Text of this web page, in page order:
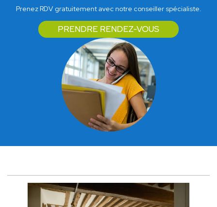
Prenez RDV gratuitement avec notre conseiller spécialiste.
PRENDRE RENDEZ-VOUS